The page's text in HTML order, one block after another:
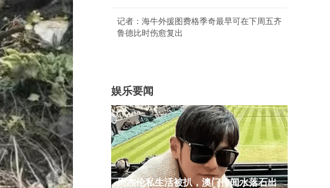
记者：海牛外援图费格季奇最早可在下周五齐
鲁德比时伤愈复出
娱乐要闻
周杰伦私生活被扒，澳门传闻水落石出